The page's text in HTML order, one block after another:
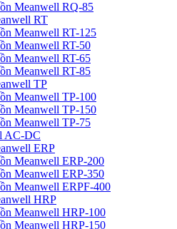
Meanwell RQ-85
RT
Meanwell RT-125
Meanwell RT-50
Meanwell RT-65
Meanwell RT-85
TP
Meanwell TP-100
Meanwell TP-150
Meanwell TP-75
AC-DC
ERP
Meanwell ERP-200
Meanwell ERP-350
Meanwell ERPF-400
HRP
Meanwell HRP-100
Meanwell HRP-150